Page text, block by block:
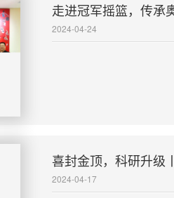
走进冠军摇篮，传
2024-04-24
喜封金顶，科研升级
2024-04-17